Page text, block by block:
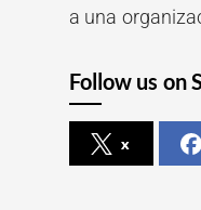
a una
Follow us on
x